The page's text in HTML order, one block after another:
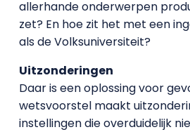
allerhande onderwerpen
zet? En hoe zit het met een
als de Volksuniversiteit?
Uitzonderingen
Daar is een oplossing voor
wetsvoorstel maakt
instellingen die overduidelijk